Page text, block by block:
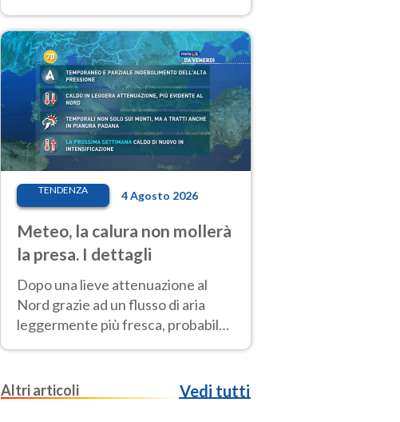
giorni, compresa la settimana di
Ferragosto
TENDENZA 4 Agosto 2026
Meteo, la calura non mollerà
la presa. I dettagli
Dopo una lieve attenuazione al
Nord grazie ad un flusso di aria
leggermente più fresca, probabile
nuovo rinforzo dell’anticiclone
Altri articoli
Vedi tutti